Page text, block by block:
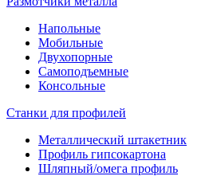
Напольные
Мобильные
Двухопорные
Самоподъемные
Консольные
Станки для профилей
Металлический штакетник
Профиль гипсокартона
Шляпный/омега профиль